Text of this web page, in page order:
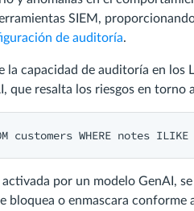
SIEM,
de auditoría.
la capacidad de auditoría en los
que resalta los riesgos en
por un modelo GenAI,
bloquea o enmascara conforme